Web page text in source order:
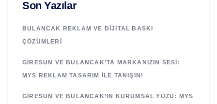
Son Yazılar
BULANCAK REKLAM VE DIJITAL BASKI
ÇÖZÜMLERI
GIRESUN VE BULANCAK’TA MARKANIZIN SESI:
MYS REKLAM TASARIM ILE TANIŞIN!
GIRESUN VE BULANCAK’IN KURUMSAL YÜZÜ: MYS